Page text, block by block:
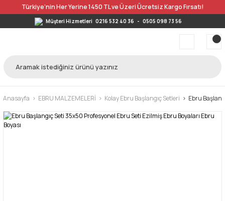
Türkiye’nin Her Yerine 1450 TL ve Üzeri Ücretsiz Kargo Fırsatı!
Müşteri Hizmetleri 0216 532 40 36 - 0505 098 73 56
Anasayfa EBRU MALZEMELERİ Kolay Ebru Başlangıç Setleri Ebru